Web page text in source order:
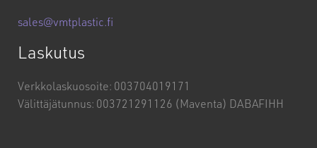
sales@vmtplastic.fi
Laskutus
Verkkolaskuosoite: 003704019171
Välittäjätunnus: 003721291126 (Maventa) DABAFIHH